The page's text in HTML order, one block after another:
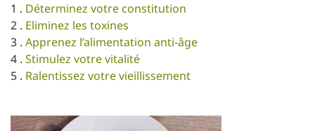
1 . Déterminez votre constitution
2 . Eliminez les toxines
3 . Apprenez l’alimentation anti-âge
4 . Stimulez votre vitalité
5 . Ralentissez votre vieillissement